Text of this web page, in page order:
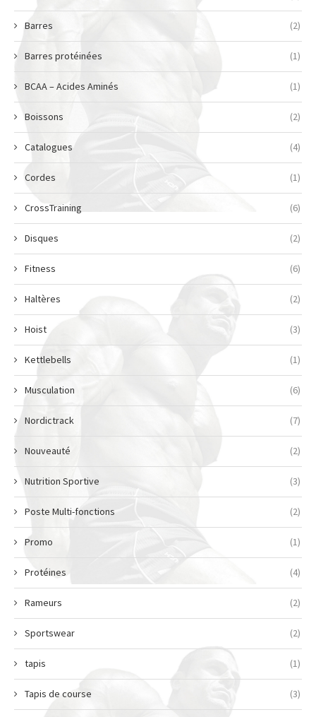
Barres (2)
Barres protéinées (1)
BCAA – Acides Aminés (1)
Boissons (2)
Catalogues (4)
Cordes (1)
CrossTraining (6)
Disques (2)
Fitness (6)
Haltères (2)
Hoist (3)
Kettlebells (1)
Musculation (6)
Nordictrack (7)
Nouveauté (2)
Nutrition Sportive (3)
Poste Multi-fonctions (2)
Promo (1)
Protéines (4)
Rameurs (2)
Sportswear (2)
tapis (1)
Tapis de course (3)